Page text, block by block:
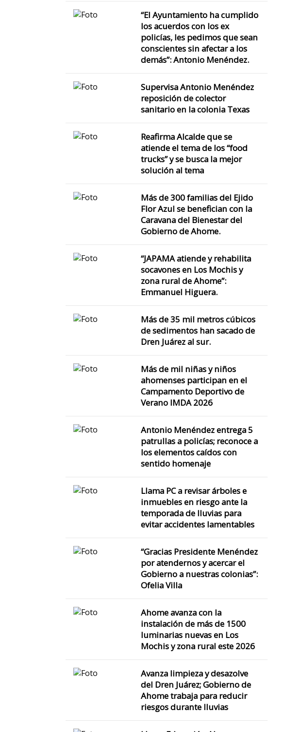
“El Ayuntamiento ha cumplido
los acuerdos con los ex
policías, les pedimos que sean
conscientes sin afectar a los
demás”: Antonio Menéndez.
Supervisa Antonio Menéndez
reposición de colector
sanitario en la colonia Texas
Reafirma Alcalde que se
atiende el tema de los “food
trucks” y se busca la mejor
solución al tema
Más de 300 familias del Ejido
Flor Azul se benefician con la
Caravana del Bienestar del
Gobierno de Ahome.
“JAPAMA atiende y rehabilita
socavones en Los Mochis y
zona rural de Ahome”:
Emmanuel Higuera.
Más de 35 mil metros cúbicos
de sedimentos han sacado de
Dren Juárez al sur.
Más de mil niñas y niños
ahomenses participan en el
Campamento Deportivo de
Verano IMDA 2026
Antonio Menéndez entrega 5
patrullas a policías; reconoce a
los elementos caídos con
sentido homenaje
Llama PC a revisar árboles e
inmuebles en riesgo ante la
temporada de lluvias para
evitar accidentes lamentables
“Gracias Presidente Menéndez
por atendernos y acercar el
Gobierno a nuestras colonias”:
Ofelia Villa
Ahome avanza con la
instalación de más de 1500
luminarias nuevas en Los
Mochis y zona rural este 2026
Avanza limpieza y desazolve
del Dren Juárez; Gobierno de
Ahome trabaja para reducir
riesgos durante lluvias